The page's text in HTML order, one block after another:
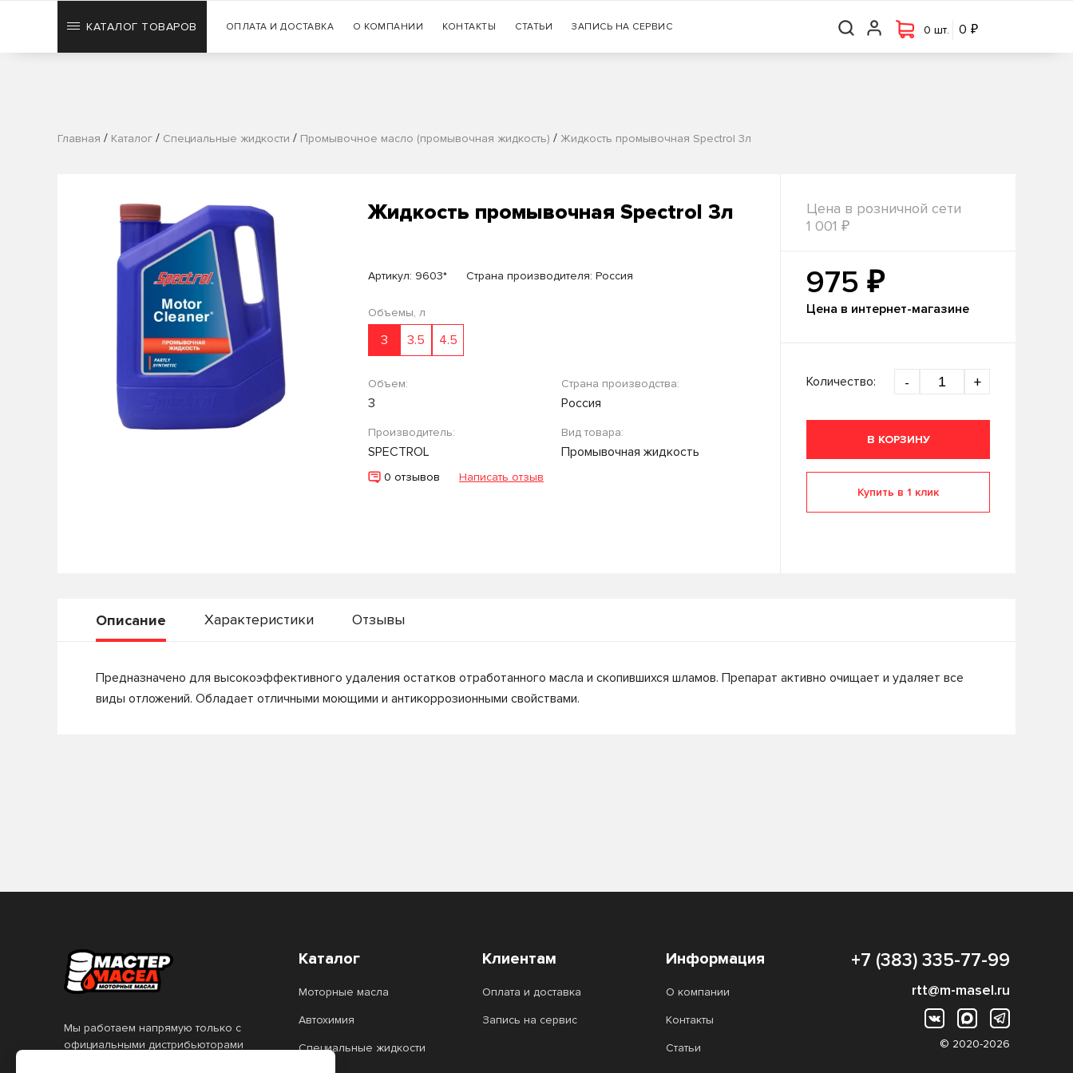
Гарантия
+7 (383) 335-77-99 0 шт. 0
КАТАЛОГ ТОВАРОВ ОПЛАТА И ДОСТАВКА О КОМПАНИИ КОНТАКТЫ СТАТЬИ ЗАПИСЬ НА СЕРВИС 0 шт. 0 ₽
Главная / Каталог / Специальные жидкости / Промывочное масло (промывочная жидкость) / Жидкость промывочная Spectrol 3л
Жидкость промывочная Spectrol 3л
Артикул: 9603* Страна производителя: Россия
Объемы, л
3 3.5 4.5
Объем:
3
Страна производства:
Россия
Производитель:
SPECTROL
Вид товара:
Промывочная жидкость
0 отзывов Написать отзыв
Цена в розничной сети
1 001 ₽
975 ₽
Цена в интернет-магазине
Количество: - +
В КОРЗИНУ
Купить в 1 клик
Описание Характеристики Отзывы
Предназначено для высокоэффективного удаления остатков отработанного масла и скопившихся шламов. Препарат активно очищает и удаляет все
виды отложений. Обладает отличными моющими и антикоррозионными свойствами.
Мы работаем напрямую только с
официальными дистрибьюторами
Каталог
Моторные масла
Автохимия
Специальные жидкости
Клиентам
Оплата и доставка
Запись на сервис
Информация
О компании
Контакты
Статьи
+7 (383) 335-77-99
rtt@m-masel.ru
© 2020-2026